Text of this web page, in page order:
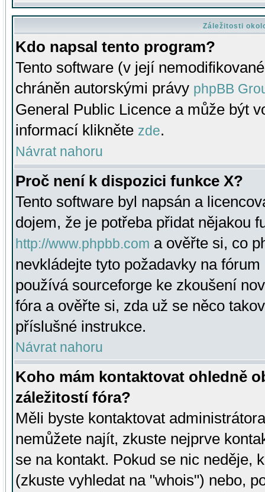
Záležitosti
Kdo napsal tento program?
Tento software (v její
chráněn autorskými právy phpBB
General Public Licence a může být
informací klikněte zde.
Návrat nahoru
Proč není k dispozici funkce X?
Tento software byl napsán a
dojem, že je potřeba přidat nějakou
http://www.phpbb.com a ověřte si, co
nevkládejte tyto požadavky na
používá sourceforge ke zkoušení
fóra a ověřte si, zda už se něco
příslušné instrukce.
Návrat nahoru
Koho mám kontaktovat ohledně
záležitostí fóra?
Měli byste kontaktovat
nemůžete najít, zkuste nejprve
se na kontakt. Pokud se nic neděje,
(zkuste vyhledat na "whois") nebo,